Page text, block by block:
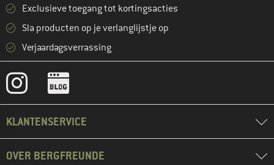
Exclusieve toegang tot kortingsacties
Sla producten op je verlanglijstje op
Verjaardagsverrassing
KLANTENSERVICE
OVER BERGFREUNDE